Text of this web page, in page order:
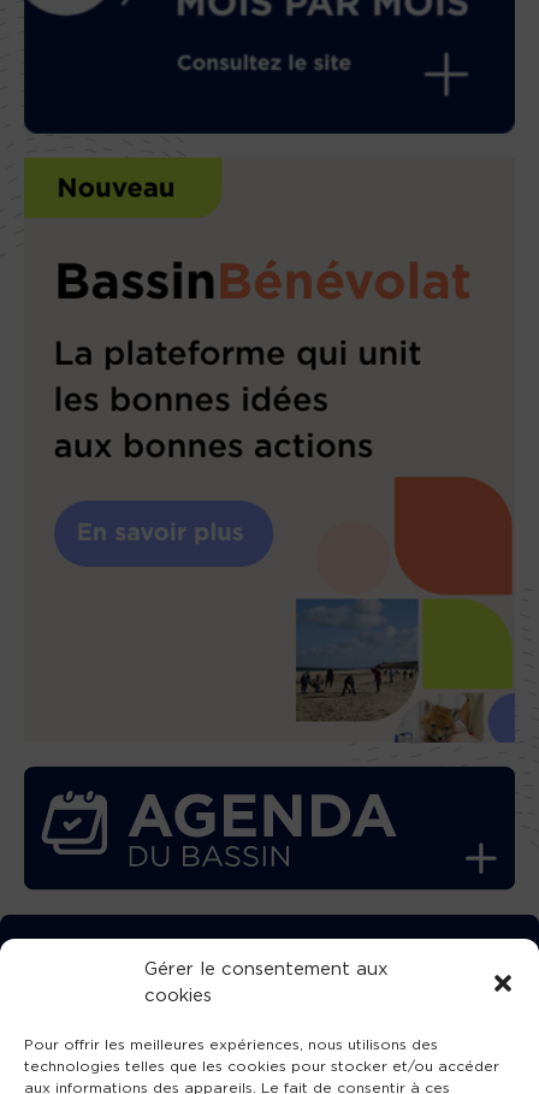
Gérer le consentement aux
cookies
Pour offrir les meilleures expériences, nous utilisons des
technologies telles que les cookies pour stocker et/ou accéder
aux informations des appareils. Le fait de consentir à ces
TÉLÉCHARGEZ GRATUITEMENT
L’APPLICATION TVBA !